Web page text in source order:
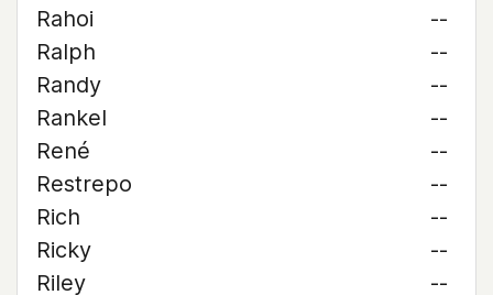
Rahoi
--
Ralph
--
Randy
--
Rankel
--
René
--
Restrepo
--
Rich
--
Ricky
--
Riley
--